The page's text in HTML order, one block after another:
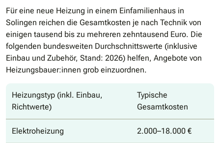
Für eine neue Heizung in einem Einfamilienhaus in
Solingen reichen die Gesamtkosten je nach Technik von
einigen tausend bis zu mehreren zehntausend Euro. Die
folgenden bundesweiten Durchschnittswerte (inklusive
Einbau und Zubehör, Stand: 2026) helfen, Angebote von
Heizungsbauer:innen grob einzuordnen.
Heizungstyp (inkl. Einbau,
Richtwerte)
Typische
Gesamtkosten
Elektroheizung 2.000–18.000 €